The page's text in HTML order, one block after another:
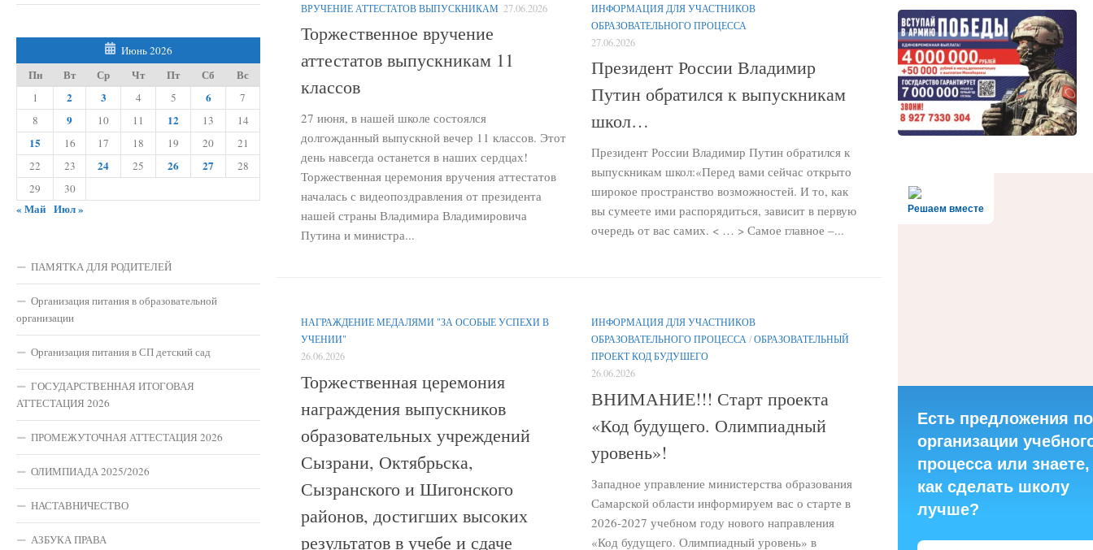
ВРУЧЕНИЕ АТТЕСТАТОВ ВЫПУСКНИКАМ 27.06.2026
Торжественное вручение
аттестатов выпускникам 11
классов
27 июня, в нашей школе состоялся
долгожданный выпускной вечер 11 классов. Этот
день навсегда останется в наших сердцах!
Торжественная церемония вручения аттестатов
началась с видеопоздравления от президента
нашей страны Владимира Владимировича
Путина и министра...
ИНФОРМАЦИЯ ДЛЯ УЧАСТНИКОВ
ОБРАЗОВАТЕЛЬНОГО ПРОЦЕССА
27.06.2026
Президент России Владимир
Путин обратился к выпускникам
школ…
Президент России Владимир Путин обратился к
выпускникам школ:«Перед вами сейчас открыто
широкое пространство возможностей. И то, как
вы сумеете ими распорядиться, зависит в первую
очередь от вас самих. < … > Самое главное –...
НАГРАЖДЕНИЕ МЕДАЛЯМИ "ЗА ОСОБЫЕ УСПЕХИ В
УЧЕНИИ"
26.06.2026
Торжественная церемония
награждения выпускников
образовательных учреждений
Сызрани, Октябрьска,
Сызранского и Шигонского
районов, достигших высоких
результатов в учебе и сдаче
ИНФОРМАЦИЯ ДЛЯ УЧАСТНИКОВ
ОБРАЗОВАТЕЛЬНОГО ПРОЦЕССА/ОБРАЗОВАТЕЛЬНЫЙ
ПРОЕКТ КОД БУДУШЕГО
26.06.2026
ВНИМАНИЕ!!! Старт проекта
«Код будущего. Олимпиадный
уровень»!
Западное управление министерства образования
Самарской области информируем вас о старте в
2026-2027 учебном году нового направления
«Код будущего. Олимпиадный уровень» в
Июнь 2026
Пн Вт Ср Чт Пт Сб Вс
1 2 3 4 5 6
7
8
9 10 11 12 13 14
15 16 17 18 19 20
21
22
23 24 25 26 27
28
29
30
« Май Июл »
ПАМЯТКА ДЛЯ РОДИТЕЛЕЙ
Организация питания в образовательной
организации
Организация питания в СП детский сад
ГОСУДАРСТВЕННАЯ ИТОГОВАЯ
АТТЕСТАЦИЯ 2026
ПРОМЕЖУТОЧНАЯ АТТЕСТАЦИЯ 2026
ОЛИМПИАДА 2025/2026
НАСТАВНИЧЕСТВО
АЗБУКА ПРАВА
Решаем вместе
Есть предложения по
организации
процесса или знаете,
как сделать школу
лучше?